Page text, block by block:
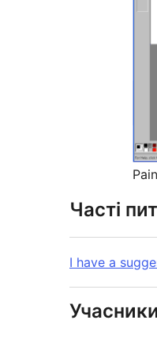
Часті
I have a